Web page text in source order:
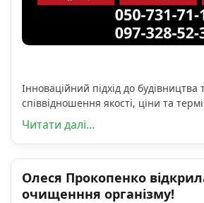
Інноваційний підхід до
співвідношення якості, ціни та
Читати далі...
Олеся Прокопенко
очищенння організму!